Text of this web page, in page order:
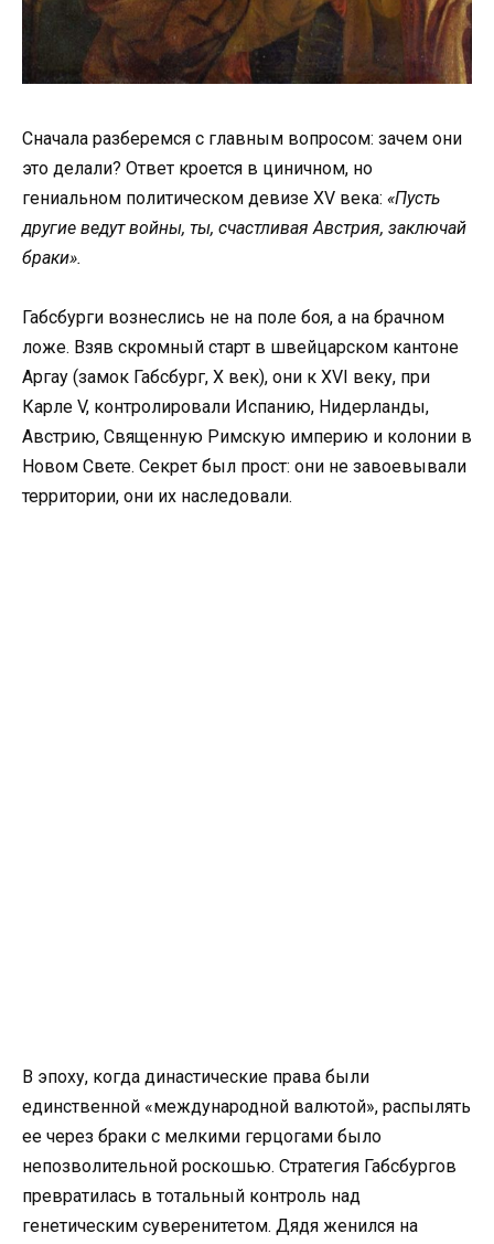
Сначала разберемся с главным вопросом: зачем они
это делали? Ответ кроется в циничном, но
гениальном политическом девизе XV века: «Пусть
другие ведут войны, ты, счастливая Австрия, заключай
браки».
Габсбурги вознеслись не на поле боя, а на брачном
ложе. Взяв скромный старт в швейцарском кантоне
Аргау (замок Габсбург, X век), они к XVI веку, при
Карле V, контролировали Испанию, Нидерланды,
Австрию, Священную Римскую империю и колонии в
Новом Свете. Секрет был прост: они не завоевывали
территории, они их наследовали.
В эпоху, когда династические права были
единственной «международной валютой», распылять
ее через браки с мелкими герцогами было
непозволительной роскошью. Стратегия Габсбургов
превратилась в тотальный контроль над
генетическим суверенитетом. Дядя женился на